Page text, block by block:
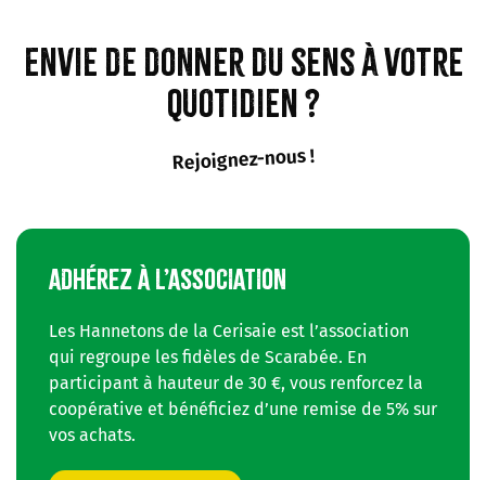
Envie de donner du sens à votre
quotidien ?
Rejoignez-nous !
ADHÉREZ À L’ASSOCIATION
Les Hannetons de la Cerisaie est l’association
qui regroupe les fidèles de Scarabée. En
participant à hauteur de 30 €, vous renforcez la
coopérative et bénéficiez d’une remise de 5% sur
vos achats.